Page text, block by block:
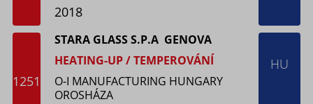
2018
1251
STARA GLASS S.P.A GENOVA
HEATING-UP / TEMPEROVÁNÍ
O-I MANUFACTURING HUNGARY
OROSHÁZA
HU